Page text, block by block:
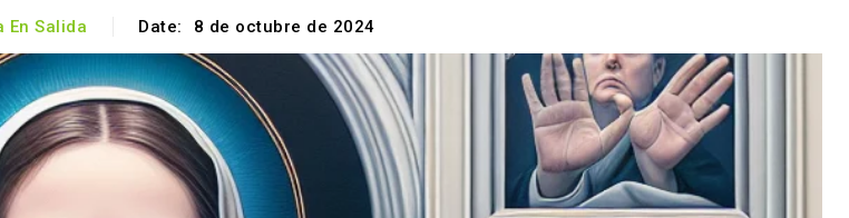
En Salida Date: 8 de octubre de 2024